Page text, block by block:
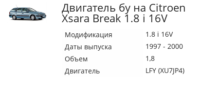
Двигатель бу на Citroen
Xsara Break 1.8 i 16V
Модификация
1.8 i 16V
Даты выпуска
1997 - 2000
Объем
1,8
Двигатель
LFY (XU7JP4)